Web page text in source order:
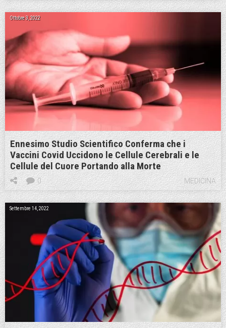
Ottobre 3, 2022
Ennesimo Studio Scientifico Conferma che i
Vaccini Covid Uccidono le Cellule Cerebrali e le
Cellule del Cuore Portando alla Morte
MEDICINA
0
Settembre 14, 2022